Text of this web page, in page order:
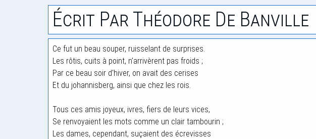
Écrit Par Théodore De Banville
Ce fut un beau souper, ruisselant de surprises.
Les rôtis, cuits à point, n'arrivèrent pas froids ;
Par ce beau soir d'hiver, on avait des cerises
Et du johannisberg, ainsi que chez les rois.
Tous ces amis joyeux, ivres, fiers de leurs vices,
Se renvoyaient les mots comme un clair tambourin ;
Les dames, cependant, suçaient des écrevisses